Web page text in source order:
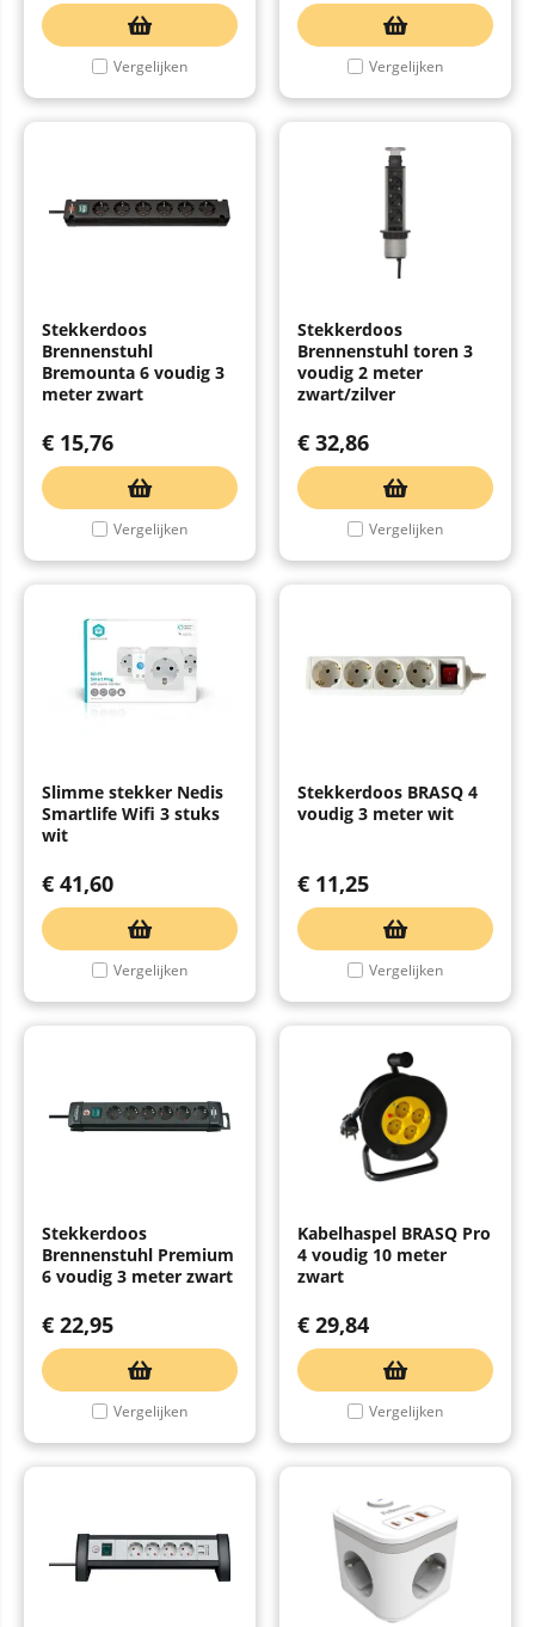
Vergelijken Vergelijken
Stekkerdoos
Brennenstuhl
Bremounta 6 voudig 3
meter zwart
€ 15,76
Vergelijken
Stekkerdoos
Brennenstuhl toren 3
voudig 2 meter
zwart/zilver
€ 32,86
Vergelijken
Slimme stekker Nedis
Smartlife Wifi 3 stuks
wit
€ 41,60
Vergelijken
Stekkerdoos BRASQ 4
voudig 3 meter wit
€ 11,25
Vergelijken
Stekkerdoos
Brennenstuhl Premium
6 voudig 3 meter zwart
€ 22,95
Vergelijken
Kabelhaspel BRASQ Pro
4 voudig 10 meter
zwart
€ 29,84
Vergelijken